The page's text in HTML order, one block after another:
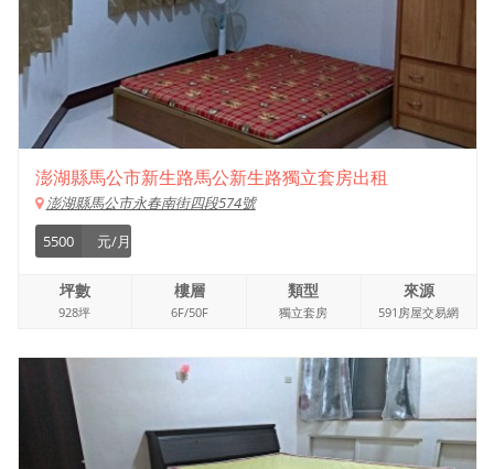
澎湖縣馬公市新生路馬公新生路獨立套房出租
澎湖縣馬公市永春南街四段574號
5500
元/月
坪數
928坪
樓層
6F/50F
類型
獨立套房
來源
591房屋交易網